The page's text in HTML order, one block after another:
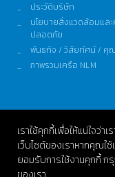
ประวัติบริษัท
นโยบายสิ่งแวดล้อมและ
ปลอดภัย
พันธกิจ / วิสัยทัศน์ / คุ
ภาพรวมเครือ NLM
เราใช้คุกกี้เพื่อให้แน่ใจว่
เว็บไซต์ของเราหากคุณใ
ยอมรับการใช้งานคุกกี้ก